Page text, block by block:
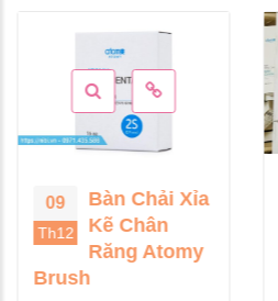
09
Th12
Bàn Chải Xỉa
Kẽ Chân
Răng Atomy
Brush